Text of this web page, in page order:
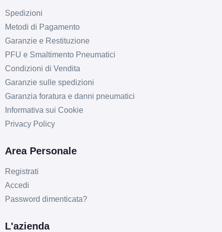
Spedizioni
Metodi di Pagamento
Garanzie e Restituzione
PFU e Smaltimento Pneumatici
Condizioni di Vendita
Garanzie sulle spedizioni
Garanzia foratura e danni pneumatici
Informativa sui Cookie
Privacy Policy
Area Personale
Registrati
Accedi
Password dimenticata?
L'azienda